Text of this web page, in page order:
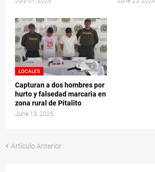
LOCALES
Capturan a dos hombres por
hurto y falsedad marcaria en
zona rural de Pitalito
June 13, 2026
Artículo Anterior